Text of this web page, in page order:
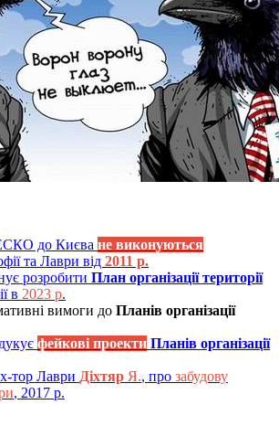
до Києва не виконуються
та Лаври від 2011 р.
розробити План організації території
в 2023 р.
вимоги до Планів організації
фейкові проекти Планів організації
тор Лаври Діхтяр Я., про забудову
, 2017 р.